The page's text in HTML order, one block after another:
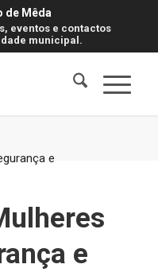
de Mêda
eventos e contactos
municipal.
e
e